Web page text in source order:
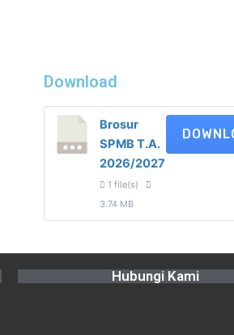
Download
Brosur
SPMB T.A.
2026/2027
1 file(s)
3.74 MB
Hubungi Kami